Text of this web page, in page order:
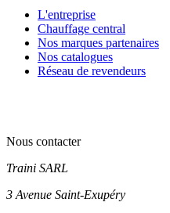
L'entreprise
Chauffage central
Nos marques partenaires
Nos catalogues
Réseau de revendeurs
Nous contacter
Traini SARL
3 Avenue Saint-Exupéry